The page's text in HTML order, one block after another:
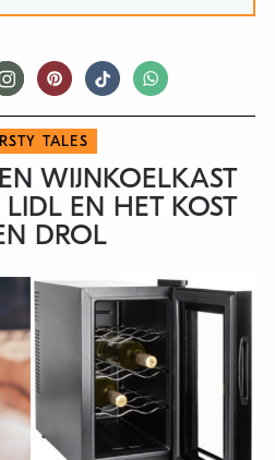
TALES
WIJNKOELKAST
EN HET KOST
DROL